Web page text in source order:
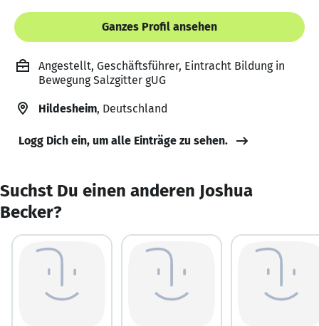
Ganzes Profil ansehen
Angestellt, Geschäftsführer, Eintracht Bildung in
Bewegung Salzgitter gUG
Hildesheim, Deutschland
Logg Dich ein, um alle Einträge zu sehen.
Suchst Du einen anderen Joshua
Becker?